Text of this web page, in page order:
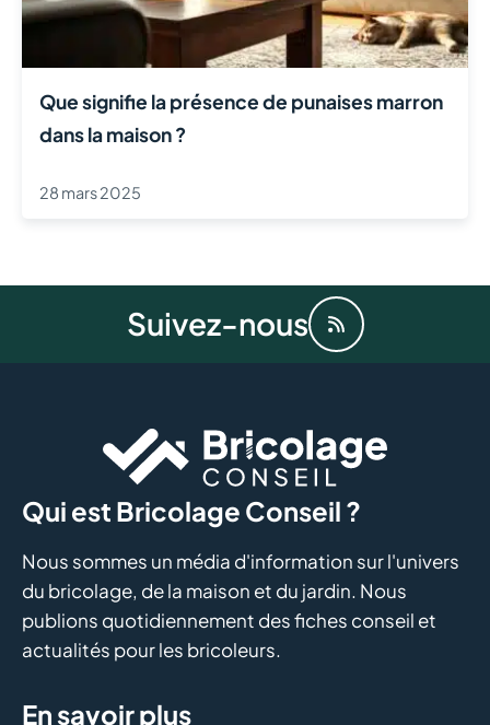
Que signifie la présence de punaises marron
dans la maison ?
28 mars 2025
Suivez-nous
Qui est Bricolage Conseil ?
Nous sommes un média d'information sur l'univers
du bricolage, de la maison et du jardin. Nous
publions quotidiennement des fiches conseil et
actualités pour les bricoleurs.
En savoir plus